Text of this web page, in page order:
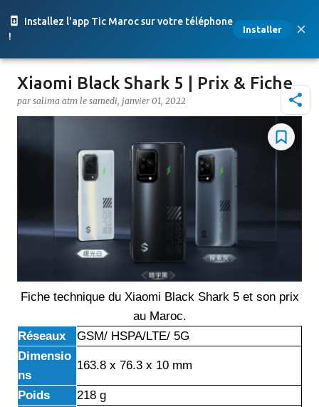
Installez l'app Tic Maroc sur votre téléphone
!
Installer
Accéder au contenu principal
Xiaomi Black Shark 5 | Prix & Fiche
par salima atm le samedi, janvier 01, 2022
Fiche technique du Xiaomi Black Shark 5 et son prix
au Maroc.
Réseaux
GSM/ HSPA/LTE/ 5G
Dimensio
ns
163.8 x 76.3 x 10 mm
Poids 218 g